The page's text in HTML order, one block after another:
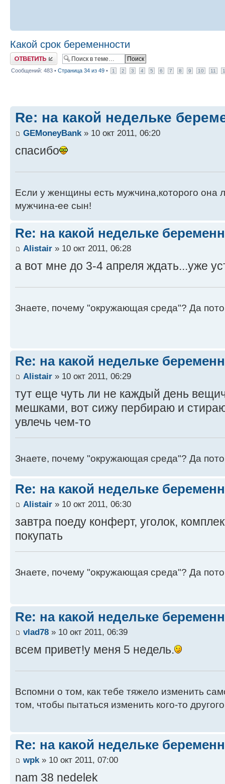
Какой срок беременности
Ответить
Сообщений: 483 • Страница 34 из 49 • 1 2 3 4 5 6 7 8 9 10 11
Re: на какой недельке
GEMoneyBank » 10 окт 2011, 06:20
спасибо
Если у женщины есть мужчина,которого она
мужчина-ее сын!
Re: на какой недельке
Alistair » 10 окт 2011, 06:28
а вот мне до 3-4 апреля ждать...уже
Знаете, почему "окружающая среда"? Да
Re: на какой недельке
Alistair » 10 окт 2011, 06:29
тут еще чуть ли не каждый день
мешками, вот сижу пербираю и
увлечь чем-то
Знаете, почему "окружающая среда"? Да
Re: на какой недельке
Alistair » 10 окт 2011, 06:30
завтра поеду конферт, уголок,
покупать
Знаете, почему "окружающая среда"? Да
Re: на какой недельке
vlad78 » 10 окт 2011, 06:39
всем привет!у меня 5 недель.
Вспомни о том, как тебе тяжело изменить
том, чтобы пытаться изменить кого-то
Re: на какой недельке
wpk » 10 окт 2011, 07:00
nam 38 nedelek